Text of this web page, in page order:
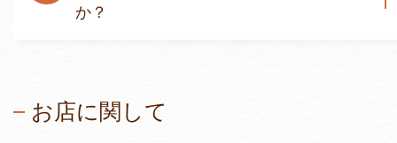
か？
お店に関して